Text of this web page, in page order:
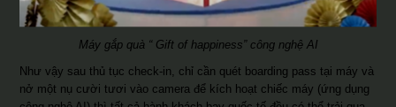
Máy gắp quà “ Gift of happiness” công nghệ AI
Như vậy sau thủ tục check-in, chỉ cần quét boarding pass tại máy và
nở một nụ cười tươi vào camera để kích hoạt chiếc máy (ứng dụng